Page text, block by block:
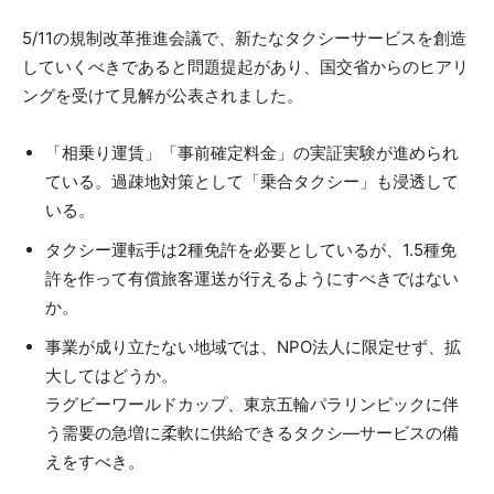
5/11の規制改革推進会議で、新たなタクシーサービスを創造
していくべきであると問題提起があり、国交省からのヒアリ
ングを受けて見解が公表されました。
「相乗り運賃」「事前確定料金」の実証実験が進められ
ている。過疎地対策として「乗合タクシー」も浸透して
いる。
タクシー運転手は2種免許を必要としているが、1.5種免
許を作って有償旅客運送が行えるようにすべきではない
か。
事業が成り立たない地域では、NPO法人に限定せず、拡
大してはどうか。
ラグビーワールドカップ、東京五輪パラリンピックに伴
う需要の急増に柔軟に供給できるタクシ―サービスの備
えをすべき。